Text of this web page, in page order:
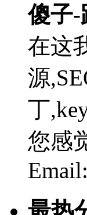
傻子-
在这
源
丁
您感